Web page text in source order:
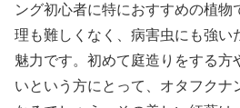
ング初心者に特におすすめの植物
理も難しくなく、病害虫にも強い
魅力です。初めて庭造りをする方
いという方にとって、オタフクナ